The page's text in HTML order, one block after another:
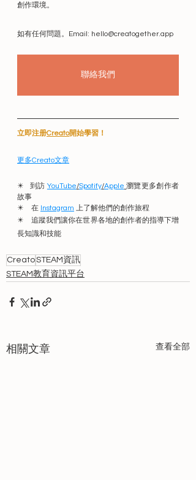
創作環境。
如有任何問題。Email: hello@creatogether.app
聯絡我們
立即注册Creato開始學習！
更多Creato文章
✴️   到訪 YouTube/Spotify/Apple 瀏覽更多創作者
故事
✴️    在 Instagram 上了解他們的創作旅程
✴️    追蹤我們讓你在世界各地的創作者的指導下增
長知識和技能
CreatoSTEAM資訊
STEAM教育資訊平台
相關文章 查看全部